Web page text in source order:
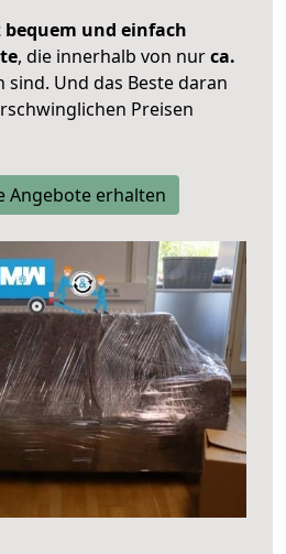
bequem und einfach
, die innerhalb von nurca.
sind. Und das Beste daran
Preisen
Angebote erhalten